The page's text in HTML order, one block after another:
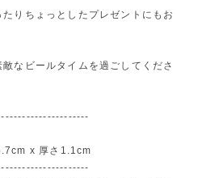
たりちょっとしたプレゼントにもお
なビールタイムを過ごしてくださ
x 厚さ1.1cm